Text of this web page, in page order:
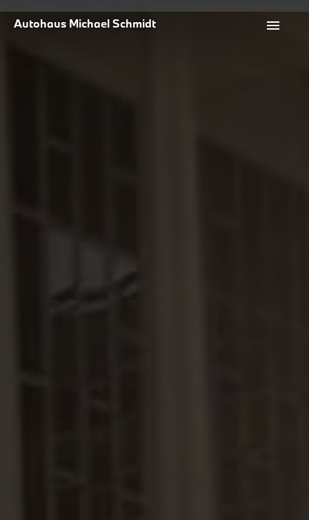
Autohaus Michael Schmidt menu